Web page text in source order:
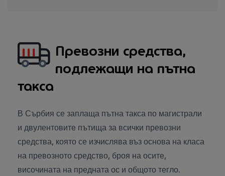
Превозни средства,
подлежащи на пътна
такса
В Сърбия се заплаща пътна такса по магистрали
и двулентовите пътища за всички превозни
средства, която се изчислява въз основа на класа
на превозното средство, броя на осите,
височината на предната ос и общото тегло.